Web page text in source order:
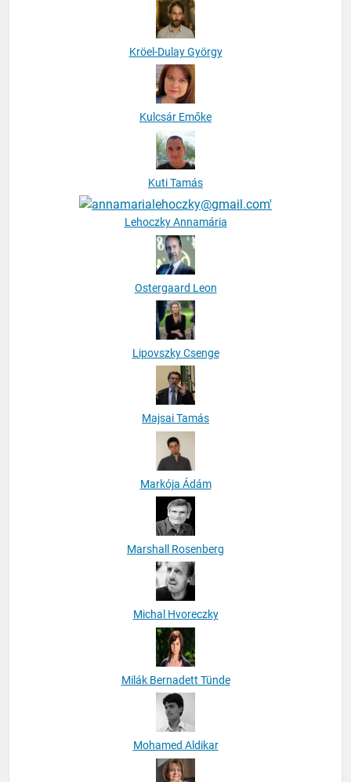
Kröel-Dulay György
Kulcsár Emőke
Kuti Tamás
Lehoczky Annamária
Ostergaard Leon
Lipovszky Csenge
Majsai Tamás
Markója Ádám
Marshall Rosenberg
Michal Hvoreczky
Milák Bernadett Tünde
Mohamed Aldikar